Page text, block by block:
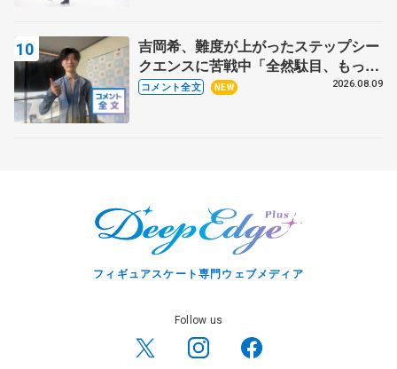
吉岡希、難度が上がったステップシー
クエンスに苦戦中「全然駄目、もっと
いいエッジで踏めるようにしたいな」
コメント全文 NEW 2026.08.09
フィギュアスケート専門ウェブメディア
Follow us